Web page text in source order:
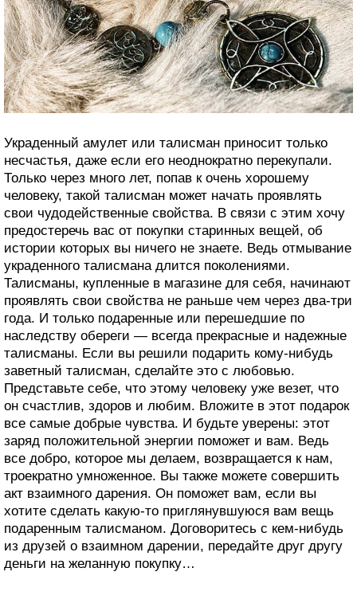
Украденный амулет или талисман приносит только
несчастья, даже если его неоднократно перекупали.
Только через много лет, попав к очень хорошему
человеку, такой талисман может начать проявлять
свои чудодейственные свойства. В связи с этим хочу
предостеречь вас от покупки старинных вещей, об
истории которых вы ничего не знаете. Ведь отмывание
украденного талисмана длится поколениями.
Талисманы, купленные в магазине для себя, начинают
проявлять свои свойства не раньше чем через два-три
года. И только подаренные или перешедшие по
наследству обереги — всегда прекрасные и надежные
талисманы. Если вы решили подарить кому-нибудь
заветный талисман, сделайте это с любовью.
Представьте себе, что этому человеку уже везет, что
он счастлив, здоров и любим. Вложите в этот подарок
все самые добрые чувства. И будьте уверены: этот
заряд положительной энергии поможет и вам. Ведь
все добро, которое мы делаем, возвращается к нам,
троекратно умноженное. Вы также можете совершить
акт взаимного дарения. Он поможет вам, если вы
хотите сделать какую-то приглянувшуюся вам вещь
подаренным талисманом. Договоритесь с кем-нибудь
из друзей о взаимном дарении, передайте друг другу
деньги на желанную покупку…